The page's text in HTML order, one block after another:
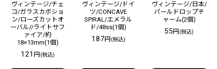
ヴィンテージ/チェ
コ/ガラスカボショ
ン/ローズカットオ
ーバル//ライトサフ
ァイア/約
18×13mm(1個)
121 円 (税込)
ヴィンテージ/ドイ
ツ/CONCAVE
SPIRAL/エメラル
ド/48ss(1個)
187 円 (税込)
ヴィンテージ/日本/
パールドロップチ
ャーム(2個)
55円 (税込)